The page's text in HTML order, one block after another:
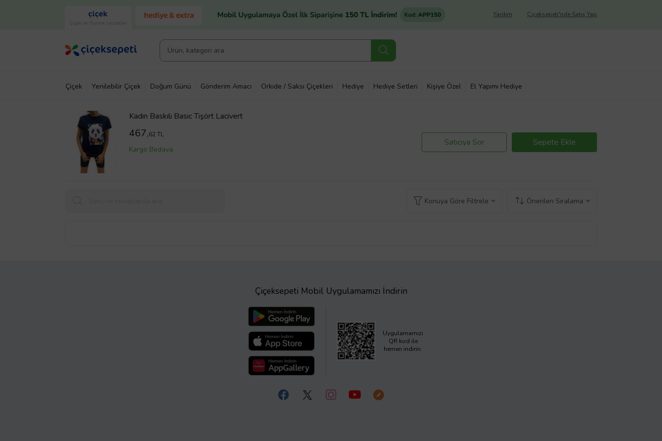
Çiçek ve Gurme Lezzetler
Çiçeksepeti'nde Satış Yap
Yardım
Çiçek Yenilebilir Çiçek Doğum Günü Gönderim Amacı Orkide / Saksı Çiçekleri Hediye Hediye Setleri Kişiye Özel El Yapımı Hediye
Kadın Baskılı Basic Tişört Lacivert
467,62 TL
Kargo Bedava
Satıcıya Sor Sepete Ekle
Konuya Göre Filtrele Önerilen Sıralama
Çiçeksepeti Mobil Uygulamamızı İndirin
Uygulamamızı
QR kod ile
hemen indirin.